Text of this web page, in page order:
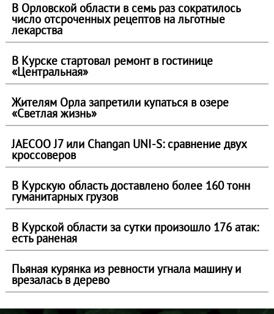
В Орловской области в семь раз сократилось
число отсроченных рецептов на льготные
лекарства
В Курске стартовал ремонт в гостинице
«Центральная»
Жителям Орла запретили купаться в озере
«Светлая жизнь»
JAECOO J7 или Changan UNI-S: сравнение двух
кроссоверов
В Курскую область доставлено более 160 тонн
гуманитарных грузов
В Курской области за сутки произошло 176 атак:
есть раненая
Пьяная курянка из ревности угнала машину и
врезалась в дерево